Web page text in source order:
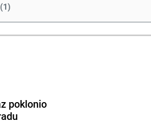
(1)
poklonio